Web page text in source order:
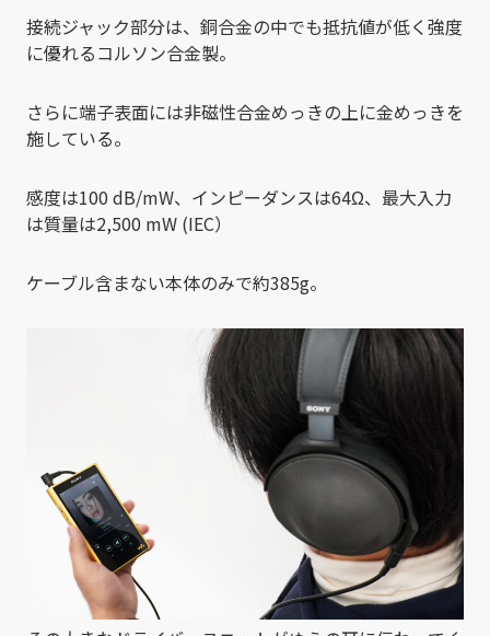
接続ジャック部分は、銅合金の中でも抵抗値が低く強度
に優れるコルソン合金製。
さらに端子表面には非磁性合金めっきの上に金めっきを
施している。
感度は100 dB/mW、インピーダンスは64Ω、最大入力
は質量は2,500 mW (IEC）
ケーブル含まない本体のみで約385g。